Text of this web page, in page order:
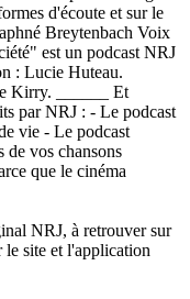
d'écoute et sur le
Breytenbach Voix
est un podcast NRJ
: Lucie Huteau.
Kirry. ______ Et
par NRJ : - Le podcast
vie - Le podcast
de vos chansons
que le cinéma
NRJ, à retrouver sur
le site et l'application